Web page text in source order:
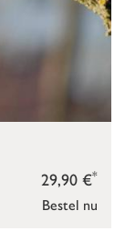
Bestel nu
29,90 €*